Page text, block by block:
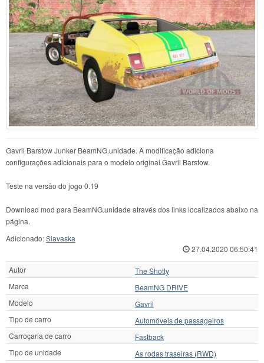
Gavril Barstow Junker BeamNG.unidade. A modificação adiciona
configurações adicionais para o modelo original Gavril Barstow.
Teste na versão do jogo 0.19
Download mod para BeamNG.unidade através dos links localizados abaixo na
página.
Adicionado:Slavaska
27.04.2020 06:50:41
Autor
The Shotty
Marca
BeamNG DRIVE
Modelo
Gavril
Tipo de carro
Automóveis de passageiros
Carroçaria de carro
Fastback
Tipo de unidade
As rodas traseiras (RWD)